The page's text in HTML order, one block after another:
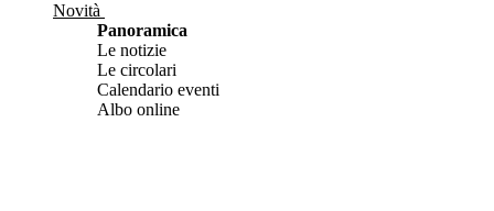
Novità
Panoramica
Le notizie
Le circolari
Calendario eventi
Albo online